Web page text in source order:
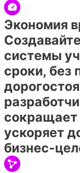
Экономия
системы
сроки, без
сокращает
ускоряет
бизнес-